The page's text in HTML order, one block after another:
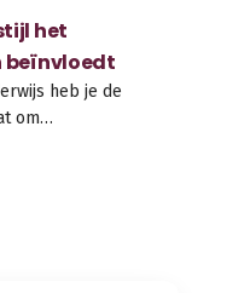
het
beïnvloedt
heb je de
om…